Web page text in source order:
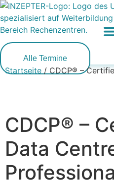
Zum
Inhalt
springen
Alle Termine
Startseite / CDCP® –
CDCP® –
Data